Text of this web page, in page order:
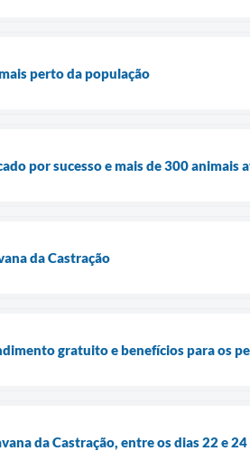
perto da população
por sucesso e mais de 300 animais
da Castração
gratuito e benefícios para os
da Castração, entre os dias 22 e